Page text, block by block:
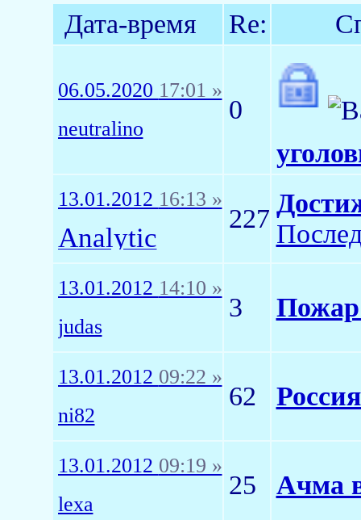
Дата-время Re:
06.05.2020 17:01 »
neutralino
0
13.01.2012 16:13 »
Analytic
227
13.01.2012 14:10 »
judas
3 Пожар
13.01.2012 09:22 »
ni82
62
13.01.2012 09:19 »
lexa
25 Ачма